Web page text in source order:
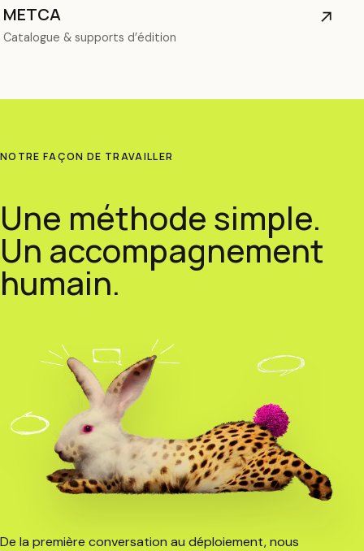
METCA
Catalogue & supports d’édition
↗
NOTRE FAÇON DE TRAVAILLER
Une méthode simple.
Un accompagnement
humain.
De la première conversation au déploiement, nous